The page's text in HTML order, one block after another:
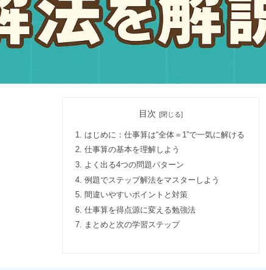
目次
はじめに：仕事算は“全体＝1”で一気に解ける
仕事算の基本を理解しよう
よく出る4つの問題パターン
例題でステップ解法をマスターしよう
間違いやすいポイントと対策
仕事算を得点源に変える勉強法
まとめと次の学習ステップ